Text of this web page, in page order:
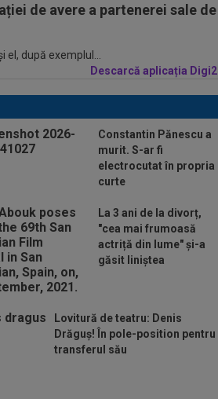
de avere a partenerei sale de
după exemplul...
Descarcă aplicația
Constantin Pănescu a
murit. S-ar fi
electrocutat în propria
curte
La 3 ani de la divorț,
"cea mai frumoasă
actriță din lume" și-a
găsit liniștea
Lovitură de teatru: Denis
Drăguș! În pole-position pentru
transferul său